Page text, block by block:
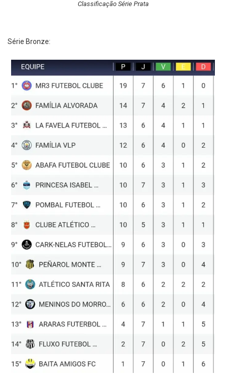
Classificação Série Prata
Série Bronze: